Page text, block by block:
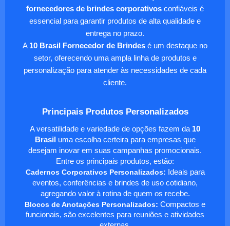
fornecedores de brindes corporativos confiáveis é
essencial para garantir produtos de alta qualidade e
entrega no prazo.
A 10 Brasil Fornecedor de Brindes é um destaque no
setor, oferecendo uma ampla linha de produtos e
personalização para atender às necessidades de cada
cliente.
Principais Produtos Personalizados
A versatilidade e variedade de opções fazem da 10
Brasil uma escolha certeira para empresas que
desejam inovar em suas campanhas promocionais.
Entre os principais produtos, estão:
Cadernos Corporativos Personalizados: Ideais para
eventos, conferências e brindes de uso cotidiano,
agregando valor à rotina de quem os recebe.
Blocos de Anotações Personalizados: Compactos e
funcionais, são excelentes para reuniões e atividades